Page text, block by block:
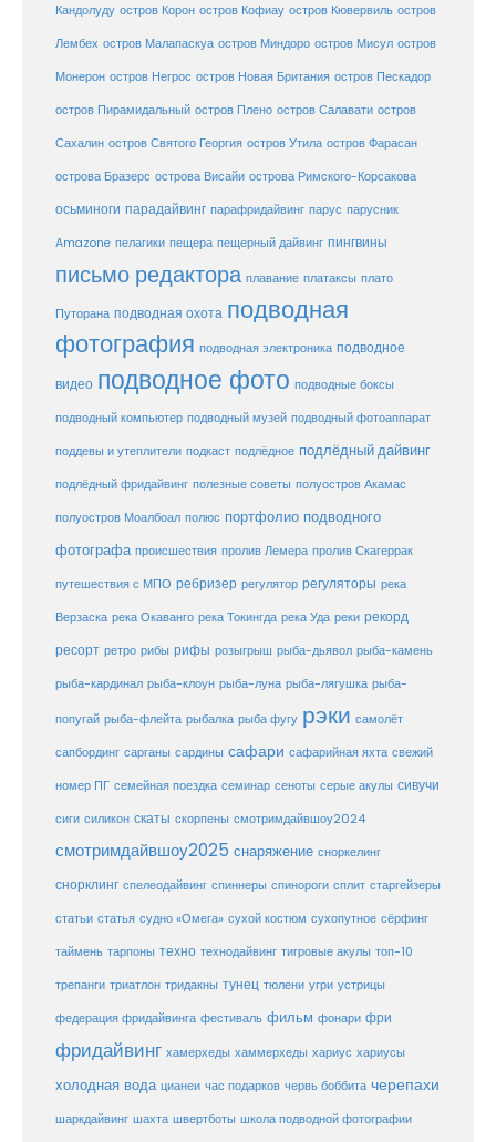
Кандолуду остров Корон остров Кофиау остров Кювервиль остров
Лембех остров Малапаскуа остров Миндоро остров Мисул остров
Монерон остров Негрос остров Новая Британия остров Пескадор
остров Пирамидальный остров Плено остров Салавати остров
Сахалин остров Святого Георгия остров Утила остров Фарасан
острова Бразерс острова Висайи острова Римского-Корсакова
осьминоги парадайвинг парафридайвинг парус парусник
Amazone пелагики пещера пещерный дайвинг пингвины
письмо редактора плавание платаксы плато
Путорана подводная охота подводная
фотография подводная электроника подводное
видео подводное фото подводные боксы
подводный компьютер подводный музей подводный фотоаппарат
поддевы и утеплители подкаст подлёдное подлёдный дайвинг
подлёдный фридайвинг полезные советы полуостров Акамас
полуостров Моалбоал полюс портфолио подводного
фотографа происшествия пролив Лемера пролив Скагеррак
путешествия с МПО ребризер регулятор регуляторы река
Верзаска река Окаванго река Токингда река Уда реки рекорд
ресорт ретро рибы рифы розыгрыш рыба-дьявол рыба-камень
рыба-кардинал рыба-клоун рыба-луна рыба-лягушка рыба-
попугай рыба-флейта рыбалка рыба фугу рэки самолёт
сапбординг сарганы сардины сафари сафарийная яхта свежий
номер ПГ семейная поездка семинар сеноты серые акулы сивучи
сиги силикон скаты скорпены смотримдайвшоу2024
смотримдайвшоу2025 снаряжение сноркелинг
снорклинг спелеодайвинг спиннеры спинороги сплит старгейзеры
статьи статья судно «Омега» сухой костюм сухопутное сёрфинг
таймень тарпоны техно технодайвинг тигровые акулы топ-10
трепанги триатлон тридакны тунец тюлени угри устрицы
федерация фридайвинга фестиваль фильм фонари фри
фридайвинг хамерхеды хаммерхеды хариус хариусы
холодная вода цианеи час подарков червь боббита черепахи
шаркдайвинг шахта швертботы школа подводной фотографии